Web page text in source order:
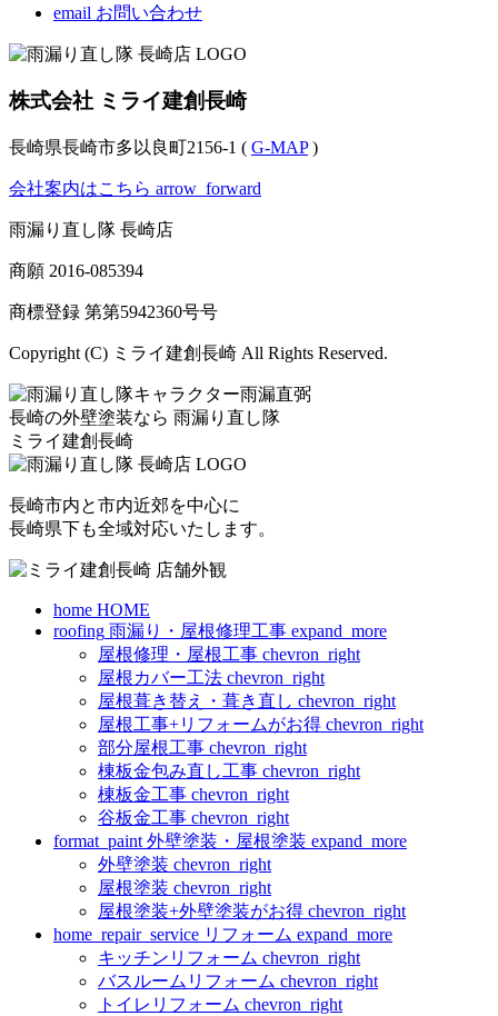
email お問い合わせ
株式会社 ミライ建創長崎
長崎県長崎市多以良町2156-1 ( G-MAP)
会社案内はこちら arrow_forward
雨漏り直し隊 長崎店
商願 2016-085394
商標登録 第第5942360号号
Copyright (C) ミライ建創長崎 All Rights Reserved.
長崎の外壁塗装なら 雨漏り直し隊
ミライ建創長崎
長崎市内と市内近郊を中心に
長崎県下も全域対応いたします。
home HOME
roofing 雨漏り・屋根修理工事 expand_more
屋根修理・屋根工事 chevron_right
屋根カバー工法 chevron_right
屋根葺き替え・葺き直し chevron_right
屋根工事+リフォームがお得 chevron_right
部分屋根工事 chevron_right
棟板金包み直し工事 chevron_right
棟板金工事 chevron_right
谷板金工事 chevron_right
format_paint 外壁塗装・屋根塗装 expand_more
外壁塗装 chevron_right
屋根塗装 chevron_right
屋根塗装+外壁塗装がお得 chevron_right
home_repair_service リフォーム expand_more
キッチンリフォーム chevron_right
バスルームリフォーム chevron_right
トイレリフォーム chevron_right